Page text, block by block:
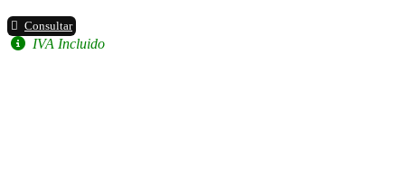
Consultar
IVA Incluido